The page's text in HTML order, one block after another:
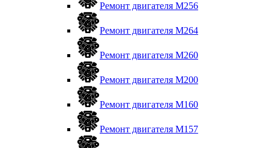
Ремонт двигателя М256
Ремонт двигателя М264
Ремонт двигателя М260
Ремонт двигателя M200
Ремонт двигателя М160
Ремонт двигателя М157